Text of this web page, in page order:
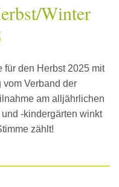
Winter
den Herbst 2025 mit
vom Verband der
am alljährlichen
-kindergärten winkt
zählt!